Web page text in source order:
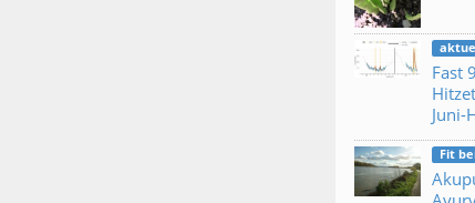
Fast
Juni-
Fit